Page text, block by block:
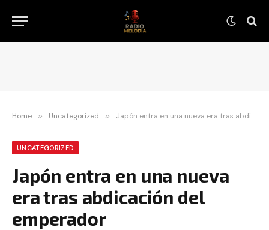
Home » Uncategorized » Japón entra en una nueva era tras abdicación del emperador
UNCATEGORIZED
Japón entra en una nueva
era tras abdicación del
emperador